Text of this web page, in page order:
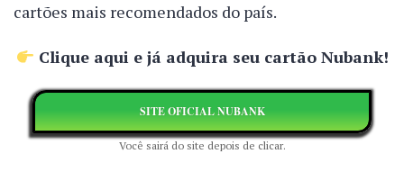
cartões mais recomendados do país.
Clique aqui e já adquira seu cartão Nubank!
SITE OFICIAL NUBANK
Você sairá do site depois de clicar.